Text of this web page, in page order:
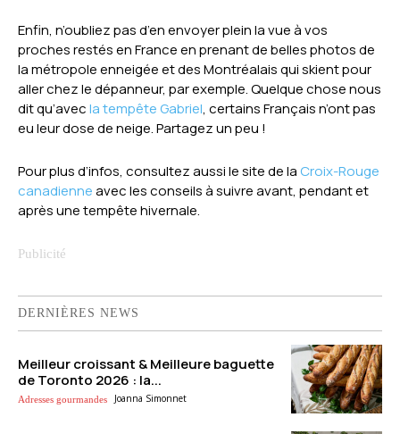
Enfin, n’oubliez pas d’en envoyer plein la vue à vos
proches restés en France en prenant de belles photos de
la métropole enneigée et des Montréalais qui skient pour
aller chez le dépanneur, par exemple. Quelque chose nous
dit qu’avecla tempête Gabriel, certains Français n’ont pas
eu leur dose de neige. Partagez un peu !
Pour plus d’infos, consultez aussi le site de la Croix-Rouge
canadienneavec les conseils à suivre avant, pendant et
après une tempête hivernale.
DERNIÈRES NEWS
Meilleur croissant & Meilleure baguette
de Toronto 2026 : la...
Adresses gourmandes Joanna Simonnet